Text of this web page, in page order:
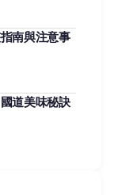
南與注意事
道美味秘訣